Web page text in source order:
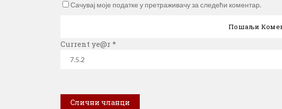
Сачувај моје податке у претраживачу за следећи коментар.
Current ye@r *
Слични чланци